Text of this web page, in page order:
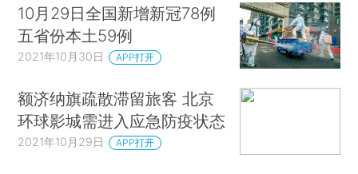
10月29日全国新增新冠78例
五省份本土59例
2021年10月30日 APP打开
额济纳旗疏散滞留旅客 北京
环球影城需进入应急防疫状态
2021年10月29日 APP打开